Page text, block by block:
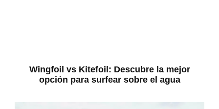
Wingfoil vs Kitefoil: Descubre la mejor
opción para surfear sobre el agua